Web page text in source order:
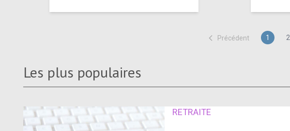
Précédent 1 2
Les plus populaires
RETRAITE